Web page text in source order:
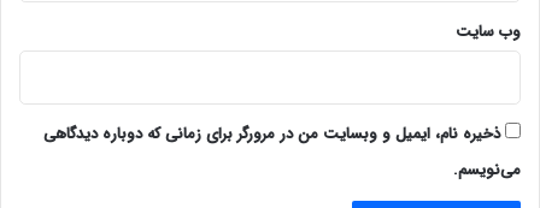
وب‌ سایت
ذخیره نام، ایمیل و وبسایت من در مرورگر برای زمانی که دوباره دیدگاهی
می‌نویسم.